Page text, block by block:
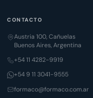
CONTACTO
Austria 100, Cañuelas
Buenos Aires, Argentina
+54 11 4282-9919
+54 9 11 3041-9555
formaco@formaco.com.ar